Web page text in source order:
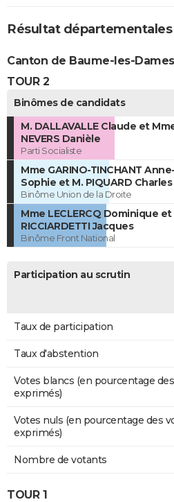
Résultat départementales
Canton de Baume-les-Dames
TOUR 2
Binômes de candidats
M. DALLAVALLE Claude et
NEVERS Danièle
Parti Socialiste
Mme GARINO-TINCHANT Anne-
Sophie et M. PIQUARD Charles
Binôme Union de la Droite
Mme LECLERCQ Dominique et
RICCIARDETTI Jacques
Binôme Front National
Participation au scrutin
Taux de participation
Taux d'abstention
Votes blancs (en pourcentage
exprimés)
Votes nuls (en pourcentage des
exprimés)
Nombre de votants
TOUR 1